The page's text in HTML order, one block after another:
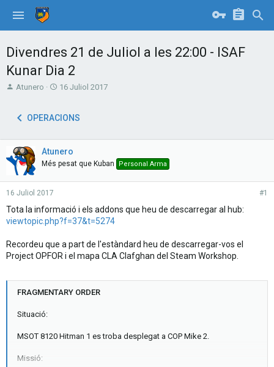
Divendres 21 de Juliol a les 22:00 - ISAF
Kunar Dia 2
T
e
d
s
t
a
t
e
r
Atunero
S
r
d
a
t
16 Juliol 2017
OPERACIONS
Atunero
Més pesat que Kuban Personal Arma
16 Juliol 2017 #1
Tota la informació i els addons que heu de descarregar al hub:
viewtopic.php?f=37&t=5274
Recordeu que a part de l'estàndard heu de descarregar-vos el
Project OPFOR i el mapa CLA Clafghan del Steam Workshop.
FRAGMENTARY ORDER
Situació:
MSOT 8120 Hitman 1 es troba desplegat a COP Mike 2.
Missió: